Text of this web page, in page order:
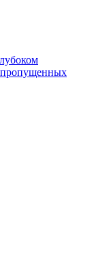
пропущенных